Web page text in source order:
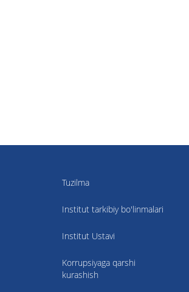
Tuzilma
Institut tarkibiy bo'linmalari
Institut Ustavi
Korrupsiyaga qarshi
kurashish